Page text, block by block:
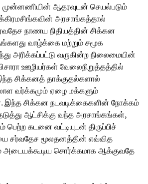
ஆதரவுடன் செயல்படும்
அரசாங்கத்தால்
நாணய நிதியத்தின் சிக்கன
வாழ்க்கை மற்றும் சமூக
அரிக்கப்பட்டு வருகின்ற நிலைமையின்
ஊழியர்கள் வேலைநிறுத்தத்தில்
சிக்கனத் தாக்குதல்களால்
வர்க்கமும் ஏழை மக்களும்
இந்த சிக்கன நடவடிக்கைகளின் நோக்கம்
ஆட்சிக்கு வந்த அரசாங்கங்கள்,
கடனை வட்டியுடன் திருப்பிச்
சர்வதேச மூலதனத்தின் எவ்வித
அடையக்கூடிய சொர்க்கமாக ஆக்குவதே